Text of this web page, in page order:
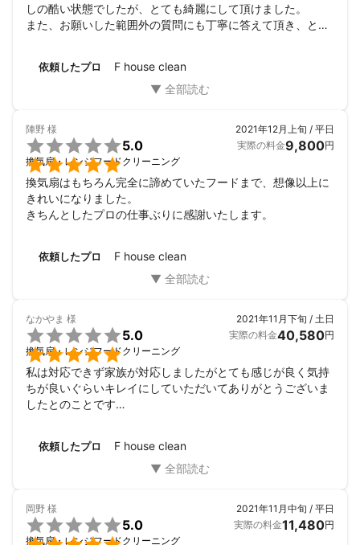
しの酷い状態でしたが、とても綺麗にして頂けました。
また、お願いした範囲外の質問にも丁寧に答えて頂き、とて
依頼したプロ F house clean
陣野 様


5.0
換気扇・レンジフードクリーニング
2021年12月上旬 / 平日
実際の料金9,800円
換気扇はもちろん完全に諦めていたフードまで、想像以上に
きれいになりました。
きちんとしたプロの仕事ぶりに感謝いたします。
依頼したプロ F house clean
なかやま 様


5.0
換気扇・レンジフードクリーニング
2021年11月下旬 / 土日
実際の料金40,580円
私は対応できず家族が対応しましたがとても感じが良く気持
ちが良いぐらいキレイにしていただいてありがとうございま
したとのことです
依頼したプロ F house clean
岡野 様
5.0
換気扇・レンジフードクリーニング
2021年11月中旬 / 平日
実際の料金11,480円